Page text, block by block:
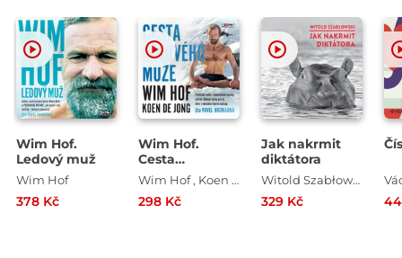
Wim Hof.
Ledový muž
Wim Hof
378 Kč
Wim Hof.
Cesta
Ledového
Wim Hof , Koen de Jong
298 Kč
Jak nakrmit
diktátora
Witold Szabłowski
329 Kč